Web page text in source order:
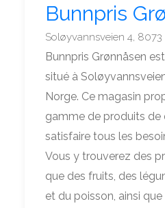
Bunnpris
Soløyvannsveien 4,
Bunnpris Grønnåsen
situé à
Norge. Ce magasin
gamme de produits de
satisfaire tous les
Vous y trouverez des
que des fruits, des
et du poisson, ainsi